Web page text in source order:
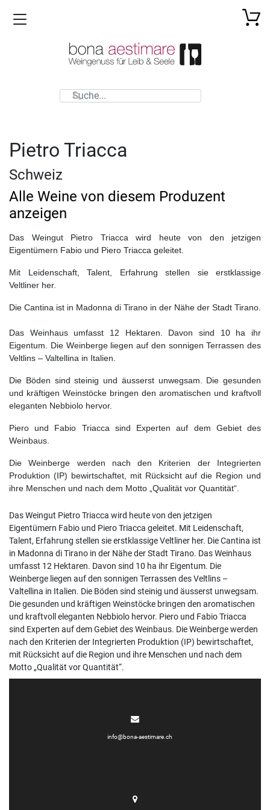
Toggle navigation
Pietro Triacca
Schweiz
Alle Weine von diesem Produzent
anzeigen
Das Weingut Pietro Triacca wird heute von den jetzigen
Eigentümern Fabio und Piero Triacca geleitet.
Mit Leidenschaft, Talent, Erfahrung stellen sie erstklassige
Veltliner her.
Die Cantina ist in Madonna di Tirano in der Nähe der Stadt Tirano.
Das Weinhaus umfasst 12 Hektaren. Davon sind 10 ha ihr
Eigentum. Die Weinberge liegen auf den sonnigen Terrassen des
Veltlins – Valtellina in Italien.
Die Böden sind steinig und äusserst unwegsam. Die gesunden
und kräftigen Weinstöcke bringen den aromatischen und kraftvoll
eleganten Nebbiolo hervor.
Piero und Fabio Triacca sind Experten auf dem Gebiet des
Weinbaus.
Die Weinberge werden nach den Kriterien der Integrierten
Produktion (IP) bewirtschaftet, mit Rücksicht auf die Region und
ihre Menschen und nach dem Motto „Qualität vor Quantität“.
Das Weingut Pietro Triacca wird heute von den jetzigen
Eigentümern Fabio und Piero Triacca geleitet. Mit Leidenschaft,
Talent, Erfahrung stellen sie erstklassige Veltliner her. Die Cantina ist
in Madonna di Tirano in der Nähe der Stadt Tirano. Das Weinhaus
umfasst 12 Hektaren. Davon sind 10 ha ihr Eigentum. Die
Weinberge liegen auf den sonnigen Terrassen des Veltlins –
Valtellina in Italien. Die Böden sind steinig und äusserst unwegsam.
Die gesunden und kräftigen Weinstöcke bringen den aromatischen
und kraftvoll eleganten Nebbiolo hervor. Piero und Fabio Triacca
sind Experten auf dem Gebiet des Weinbaus. Die Weinberge werden
nach den Kriterien der Integrierten Produktion (IP) bewirtschaftet,
mit Rücksicht auf die Region und ihre Menschen und nach dem
Motto „Qualität vor Quantität“.
info@bona-aestimare.ch